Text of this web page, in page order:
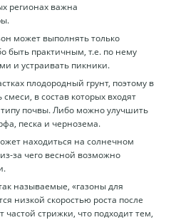
регионах важна
может выполнять только
быть практичным, т.е. по нему
и устраивать пикники.
плодородный грунт, поэтому в
в состав которых входят
почвы. Либо можно улучшить
песка и чернозема.
находиться на солнечном
за чего весной возможно
называемые, «газоны для
низкой скоростью роста после
стрижки, что подходит тем,